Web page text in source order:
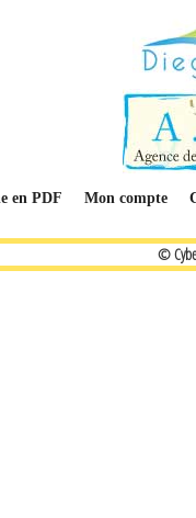
en PDF Mon compte
©